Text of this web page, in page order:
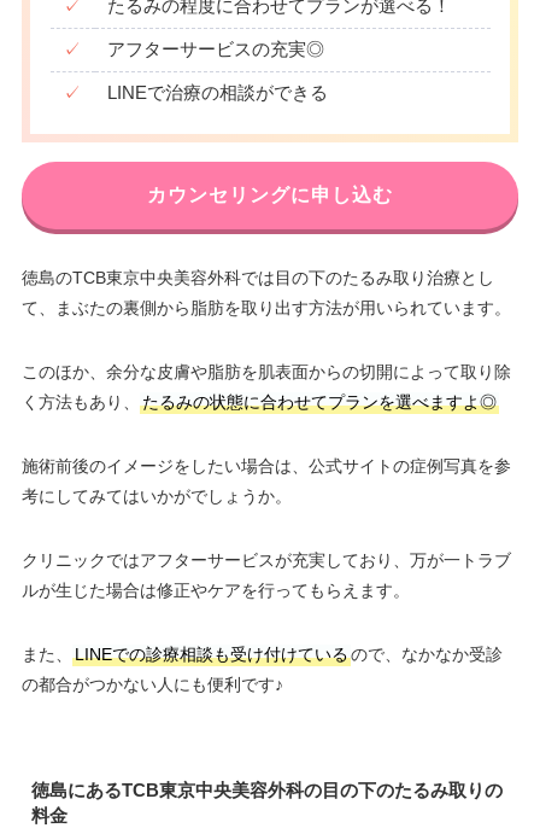
✓ たるみの程度に合わせてプランが選べる！
✓ アフターサービスの充実◎
✓ LINEで治療の相談ができる
カウンセリングに申し込む
徳島のTCB東京中央美容外科では目の下のたるみ取り治療とし
て、まぶたの裏側から脂肪を取り出す方法が用いられています。
このほか、余分な皮膚や脂肪を肌表面からの切開によって取り除
く方法もあり、
たるみの状態に合わせてプランを選べますよ◎
施術前後のイメージをしたい場合は、公式サイトの症例写真を参
考にしてみてはいかがでしょうか。
クリニックではアフターサービスが充実しており、万が一トラブ
ルが生じた場合は修正やケアを行ってもらえます。
また、 LINEでの診療相談も受け付けているので、なかなか受診
の都合がつかない人にも便利です♪
徳島にあるTCB東京中央美容外科の目の下のたるみ取りの
料金